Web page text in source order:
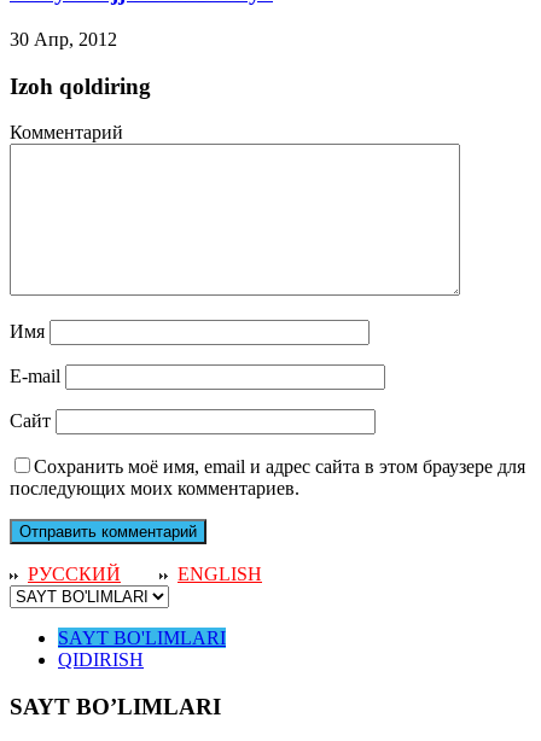
30 Апр, 2012
Izoh qoldiring
Комментарий
Имя
E-mail
Сайт
Сохранить моё имя, email и адрес сайта в этом браузере для
последующих моих комментариев.
РУССКИЙ ENGLISH
SAYT BO'LIMLARI
QIDIRISH
SAYT BO’LIMLARI